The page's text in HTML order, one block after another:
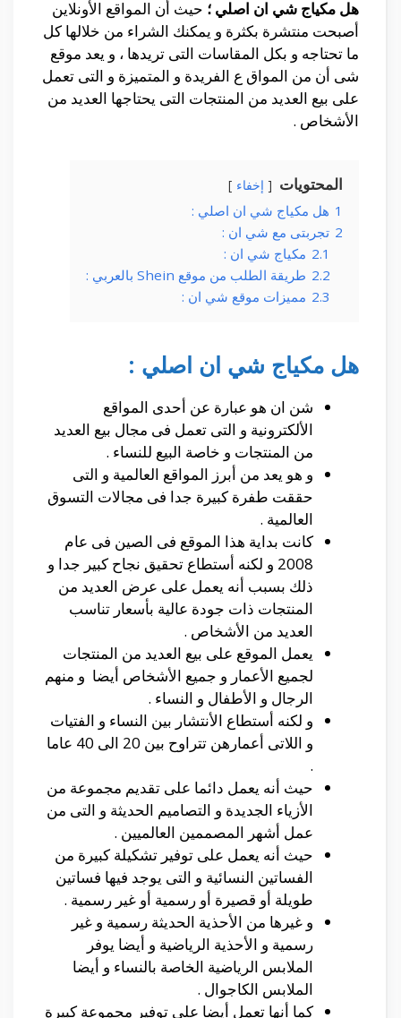
هل مكياج شي ان اصلي ؛ حيث أن المواقع الأونلاين
أصبحت منتشرة بكثرة و يمكنك الشراء من خلالها كل
ما تحتاجه و بكل المقاسات التى تريدها ، و يعد موقع
شى أن من المواق ع الفريدة و المتميزة و التى تعمل
على بيع العديد من المنتجات التى يحتاجها العديد من
الأشخاص .
المحتويات إخفاء
1 هل مكياج شي ان اصلي :
2 تجربتى مع شي ان :
2.1 مكياج شي ان :
2.2 طريقة الطلب من موقع Shein بالعربي :
2.3 مميزات موقع شي ان :
هل مكياج شي ان اصلي :
شن ان هو عبارة عن أحدى المواقع
الألكترونية و التى تعمل فى مجال بيع العديد
من المنتجات و خاصة البيع للنساء .
و هو يعد من أبرز المواقع العالمية و التى
حققت طفرة كبيرة جدا فى مجالات التسوق
العالمية .
كانت بداية هذا الموقع فى الصين فى عام
2008 و لكنه أستطاع تحقيق نجاح كبير جدا و
ذلك بسبب أنه يعمل على عرض العديد من
المنتجات ذات جودة عالية بأسعار تناسب
العديد من الأشخاص .
يعمل الموقع على بيع العديد من المنتجات
لجميع الأعمار و جميع الأشخاص أيضا و منهم
الرجال و الأطفال و النساء .
و لكنه أستطاع الأنتشار بين النساء و الفتيات
و اللاتى أعمارهن تتراوح بين 20 الى 40 عاما
.
حيث أنه يعمل دائما على تقديم مجموعة من
الأزياء الجديدة و التصاميم الحديثة و التى من
عمل أشهر المصممين العالميين .
حيث أنه يعمل على توفير تشكيلة كبيرة من
الفساتين النسائية و التى يوجد فيها فساتين
طويلة أو قصيرة أو رسمية أو غير رسمية .
و غيرها من الأحذية الحديثة رسمية و غير
رسمية و الأحذية الرياضية و أيضا يوفر
الملابس الرياضية الخاصة بالنساء و أيضا
الملابس الكاجوال .
كما أنها تعمل أيضا على توفير مجموعة كبيرة